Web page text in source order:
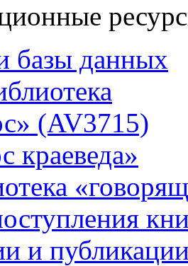
базы данных
(AV3715)
краеведа»
и